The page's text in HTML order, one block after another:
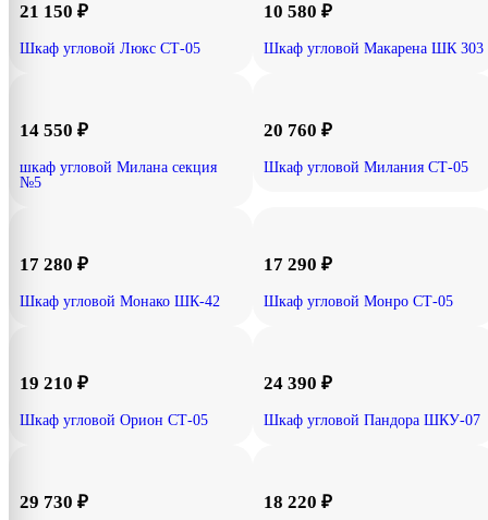
21 150 ₽
Шкаф угловой Люкс СТ-05
10 580 ₽
Шкаф угловой Макарена ШК 303
14 550 ₽
шкаф угловой Милана секция
№5
20 760 ₽
Шкаф угловой Милания СТ-05
17 280 ₽
Шкаф угловой Монако ШК-42
17 290 ₽
Шкаф угловой Монро СТ-05
19 210 ₽
Шкаф угловой Орион СТ-05
24 390 ₽
Шкаф угловой Пандора ШКУ-07
29 730 ₽ 18 220 ₽